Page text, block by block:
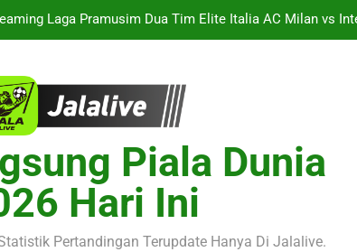
Laga Pramusim Dua Tim Elite Italia AC Milan vs
Club Friendly siap berlangsung dini hari – rasakan
vs Real Betis Club Friendly Dini Hari Ini Pukul 01.30
Laga Pramusim Dua Tim Elite Italia AC Milan vs
Streaming Thun vs Dinamo Zagreb Liga Champions
WIB
Piala Dunia
Hari Ini
Pertandingan Terupdate Hanya Di Jalalive.